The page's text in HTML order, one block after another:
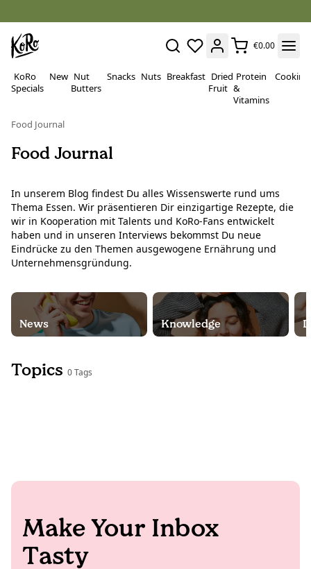
€0.00
KoRo
Specials
New Nut
Butters
Snacks Nuts Breakfast Dried
Fruit
Protein
&
Vitamins
Cooking
Food Journal
Food Journal
In unserem Blog findest Du alles Wissenswerte rund ums
Thema Essen. Wir präsentieren Dir einzigartige Rezepte, die
wir in Kooperation mit Talents und KoRo-Fans entwickelt
haben und in unseren Interviews bekommst Du neue
Eindrücke zu den Themen ausgewogene Ernährung und
Unternehmensgründung.
News Knowledge
Topics 0 Tags
Make Your Inbox
Tasty